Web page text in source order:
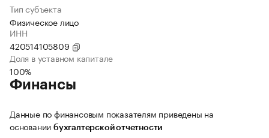
Тип субъекта
Физическое лицо
ИНН
420514105809
Доля в уставном капитале
100%
Финансы
Данные по финансовым показателям приведены на
основании бухгалтерской отчетности